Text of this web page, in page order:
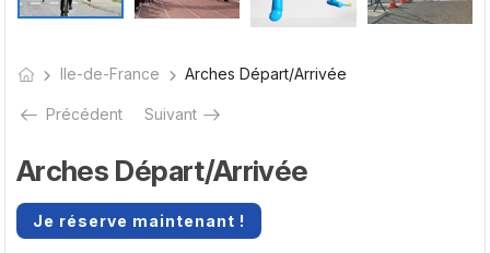
Ile-de-France Arches Départ/Arrivée
Précédent Suivant
Arches Départ/Arrivée
Je réserve maintenant !